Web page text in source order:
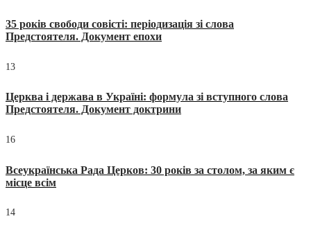
35 років свободи совісті: періодизація зі слова
Предстоятеля. Документ епохи
13
Церква і держава в Україні: формула зі вступного слова
Предстоятеля. Документ доктрини
16
Всеукраїнська Рада Церков: 30 років за столом, за яким є
місце всім
14